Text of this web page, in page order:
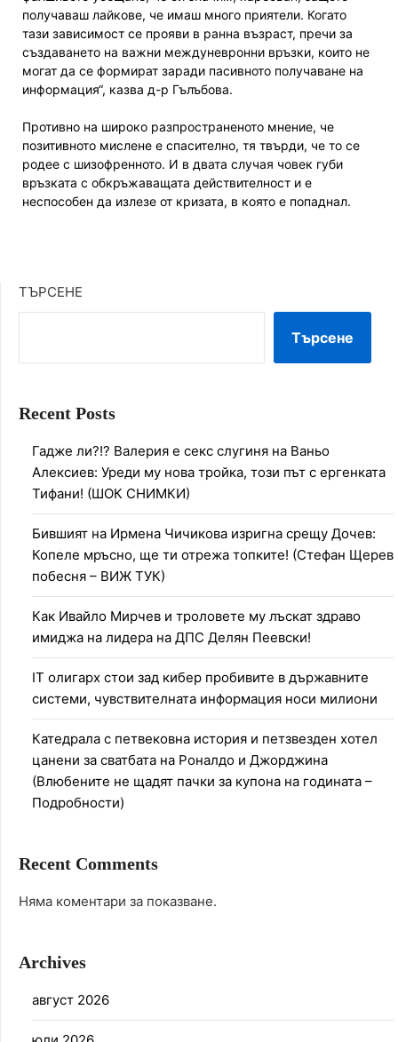
получаваш лайкове, че имаш много приятели. Когато
тази зависимост се прояви в ранна възраст, пречи за
създаването на важни междуневронни връзки, които не
могат да се формират заради пасивното получаване на
информация“, казва д-р Гълъбова.
Противно на широко разпространеното мнение, че
позитивното мислене е спасително, тя твърди, че то се
родее с шизофренното. И в двата случая човек губи
връзката с обкръжаващата действителност и е
неспособен да излезе от кризата, в която е попаднал.
ТЪРСЕНЕ
Търсене
Recent Posts
Гадже ли?!? Валерия е секс слугиня на Ваньо
Алексиев: Уреди му нова тройка, този път с ергенката
Тифани! (ШОК СНИМКИ)
Бившият на Ирмена Чичикова изригна срещу Дочев:
Копеле мръсно, ще ти отрежа топките! (Стефан Щерев
побесня – ВИЖ ТУК)
Как Ивайло Мирчев и троловете му лъскат здраво
имиджа на лидера на ДПС Делян Пеевски!
IT олигарх стои зад кибер пробивите в държавните
системи, чувствителната информация носи милиони
Катедрала с петвековна история и петзвезден хотел
цанени за сватбата на Роналдо и Джорджина
(Влюбените не щадят пачки за купона на годината –
Подробности)
Recent Comments
Няма коментари за показване.
Archives
август 2026